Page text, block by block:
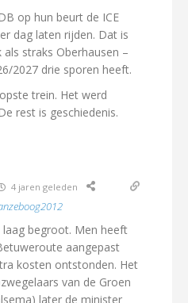
op hun beurt de ICE
dag laten rijden. Dat is
straks Oberhausen –
2027 drie sporen heeft.
trein. Het werd
rest is geschiedenis.
4 jaren geleden
begroot. Men heeft
aangepast
kosten ontstonden. Het
van de Groen
later de minister